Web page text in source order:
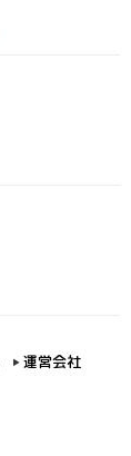
運営会社